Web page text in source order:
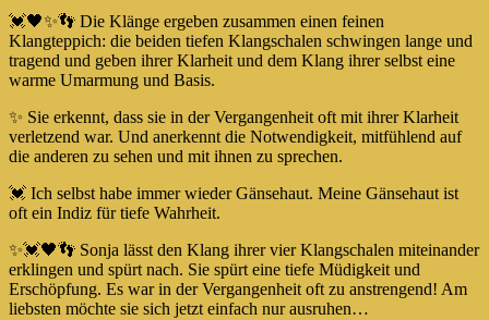
💓🖤✨👣 Die Klänge ergeben zusammen einen feinen
Klangteppich: die beiden tiefen Klangschalen schwingen lange und
tragend und geben ihrer Klarheit und dem Klang ihrer selbst eine
warme Umarmung und Basis.
✨ Sie erkennt, dass sie in der Vergangenheit oft mit ihrer Klarheit
verletzend war. Und anerkennt die Notwendigkeit, mitfühlend auf
die anderen zu sehen und mit ihnen zu sprechen.
💓 Ich selbst habe immer wieder Gänsehaut. Meine Gänsehaut ist
oft ein Indiz für tiefe Wahrheit.
✨💓🖤👣 Sonja lässt den Klang ihrer vier Klangschalen miteinander
erklingen und spürt nach. Sie spürt eine tiefe Müdigkeit und
Erschöpfung. Es war in der Vergangenheit oft zu anstrengend! Am
liebsten möchte sie sich jetzt einfach nur ausruhen…